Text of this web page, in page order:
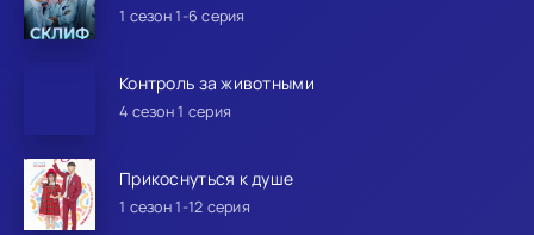
1 сезон 1-6 серия
Контроль за животными
4 сезон 1 серия
Прикоснуться к душе
1 сезон 1-12 серия